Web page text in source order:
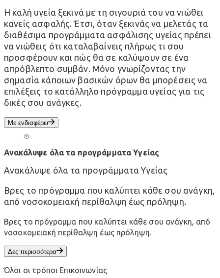
Η καλή υγεία ξεκινά με τη σιγουριά του να νιώθει
κανείς ασφαλής. Έτσι, όταν ξεκινάς να μελετάς τα
διαθέσιμα προγράμματα ασφάλισης υγείας πρέπει
να νιώθεις ότι καταλαβαίνεις πλήρως τι σου
προσφέρουν και πώς θα σε καλύψουν σε ένα
απρόβλεπτο συμβάν. Μόνο γνωρίζοντας την
σημασία κάποιων βασικών όρων θα μπορέσεις να
επιλέξεις το κατάλληλο πρόγραμμα υγείας για τις
δικές σου ανάγκες.
Με ενδιαφέρει
Ανακάλυψε όλα τα προγράμματα Υγείας
Ανακάλυψε όλα τα προγράμματα Υγείας
Βρες το πρόγραμμα που καλύπτει κάθε σου ανάγκη,
από νοσοκομειακή περίθαλψη έως πρόληψη.
Βρες το πρόγραμμα που καλύπτει κάθε σου ανάγκη, από
νοσοκομειακή περίθαλψη έως πρόληψη.
Δες περισσότερα
Όλοι οι τρόποι Επικοινωνίας